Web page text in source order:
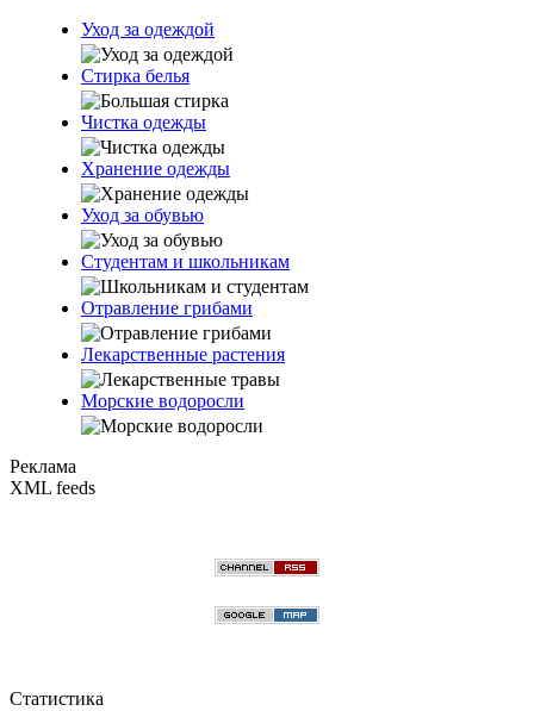
Уход за одеждой
Стирка белья
Чистка одежды
Хранение одежды
Уход за обувью
Студентам и школьникам
Отравление грибами
Лекарственные растения
Морские водоросли
Реклама
XML feeds
Статистика